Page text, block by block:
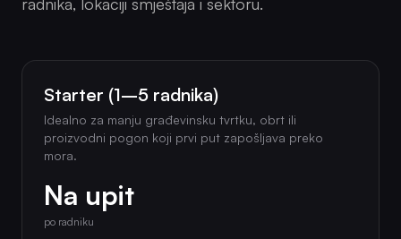
Starter (1–5 radnika)
Idealno za manju građevinsku tvrtku, obrt ili
proizvodni pogon koji prvi put zapošljava preko
mora.
Na upit
po radniku